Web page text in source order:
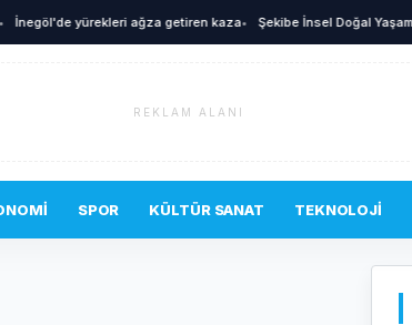
yürekleri ağza getiren kaza• Şekibe İnsel Doğal Yaşam Çiftliği
REKLAM ALANI
SPOR KÜLTÜR SANAT TEKNOLOJI